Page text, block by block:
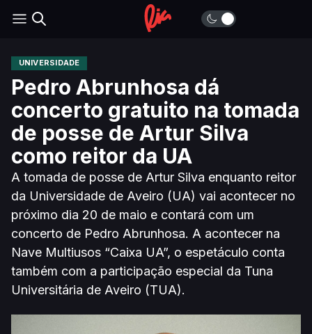
UNIVERSIDADE
Pedro Abrunhosa dá
concerto gratuito na tomada
de posse de Artur Silva
como reitor da UA
A tomada de posse de Artur Silva enquanto reitor
da Universidade de Aveiro (UA) vai acontecer no
próximo dia 20 de maio e contará com um
concerto de Pedro Abrunhosa. A acontecer na
Nave Multiusos “Caixa UA”, o espetáculo conta
também com a participação especial da Tuna
Universitária de Aveiro (TUA).